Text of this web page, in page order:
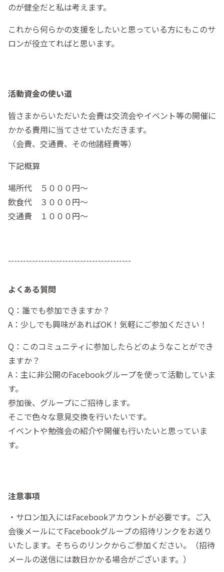
のが健全だと私は考えます。
これから何らかの支援をしたいと思っている方にもこのサ
ロンが役立てればと思います。
活動資金の使い道
皆さまからいただいた会費は交流会やイベント等の開催に
かかる費用に当てさせていただきます。
（会費、交通費、その他諸経費等）
下記概算
場所代 ５０００円〜
飲食代 ３０００円〜
交通費 １０００円〜
-----------------------------------------
よくある質問
Q：誰でも参加できますか？
A：少しでも興味があればOK！気軽にご参加ください！
Q：このコミュニティに参加したらどのようなことができ
ますか？
A：主に非公開のFacebookグループを使って活動していま
す。
参加後、グループにご招待します。
そこで色々な意見交換を行いたいです。
イベントや勉強会の紹介や開催も行いたいと思っていま
す。
注意事項
・サロン加入にはFacebookアカウントが必要です。ご入
会後メールにてFacebookグループの招待リンクをお送り
いたします。そちらのリンクからご参加ください。（招待
メールの送信には数日かかる場合がございます。）